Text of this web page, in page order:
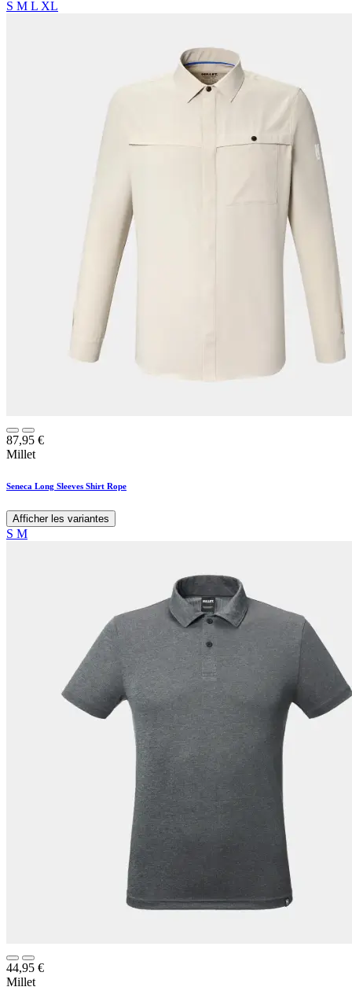
S M L XL
87,95 €
Millet
Seneca Long Sleeves Shirt Rope
Afficher les variantes
S M
44,95 €
Millet